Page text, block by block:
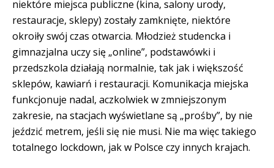
niektóre miejsca publiczne (kina, salony urody,
restauracje, sklepy) zostały zamknięte, niektóre
okroiły swój czas otwarcia. Młodzież studencka i
gimnazjalna uczy się „online”, podstawówki i
przedszkola działają normalnie, tak jak i większość
sklepów, kawiarń i restauracji. Komunikacja miejska
funkcjonuje nadal, aczkolwiek w zmniejszonym
zakresie, na stacjach wyświetlane są „prośby”, by nie
jeździć metrem, jeśli się nie musi. Nie ma więc takiego
totalnego lockdown, jak w Polsce czy innych krajach.